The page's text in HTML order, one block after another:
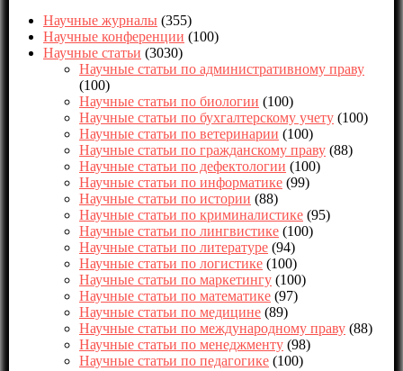
Научные журналы (355)
Научные конференции (100)
Научные статьи (3030)
Научные статьи по административному праву
(100)
Научные статьи по биологии (100)
Научные статьи по бухгалтерскому учету (100)
Научные статьи по ветеринарии (100)
Научные статьи по гражданскому праву (88)
Научные статьи по дефектологии (100)
Научные статьи по информатике (99)
Научные статьи по истории (88)
Научные статьи по криминалистике (95)
Научные статьи по лингвистике (100)
Научные статьи по литературе (94)
Научные статьи по логистике (100)
Научные статьи по маркетингу (100)
Научные статьи по математике (97)
Научные статьи по медицине (89)
Научные статьи по международному праву (88)
Научные статьи по менеджменту (98)
Научные статьи по педагогике (100)